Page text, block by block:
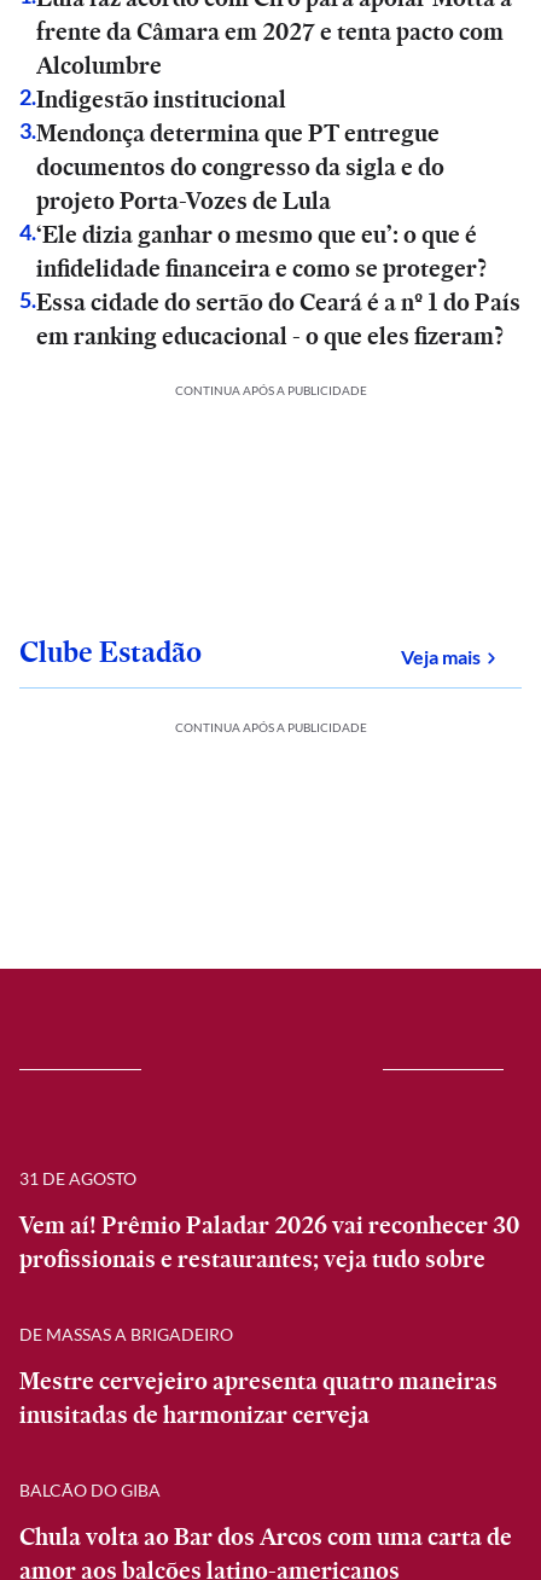
frente da Câmara em 2027 e tenta pacto com
Alcolumbre
2.Indigestão institucional
3.Mendonça determina que PT entregue
documentos do congresso da sigla e do
projeto Porta-Vozes de Lula
4.‘Ele dizia ganhar o mesmo que eu’: o que é
infidelidade financeira e como se proteger?
5.Essa cidade do sertão do Ceará é a nº 1 do País
em ranking educacional - o que eles fizeram?
CONTINUA APÓS A PUBLICIDADE
Clube Estadão Veja maissobre
CONTINUA APÓS A PUBLICIDADE
31 DE AGOSTO
Vem aí! Prêmio Paladar 2026 vai reconhecer 30
profissionais e restaurantes; veja tudo sobre
DE MASSAS A BRIGADEIRO
Mestre cervejeiro apresenta quatro maneiras
inusitadas de harmonizar cerveja
BALCÃO DO GIBA
Chula volta ao Bar dos Arcos com uma carta de
amor aos balcões latino-americanos